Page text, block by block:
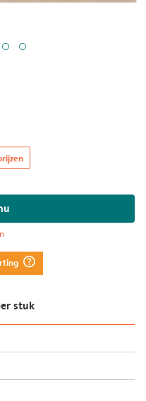
question_mark_circle
stuk